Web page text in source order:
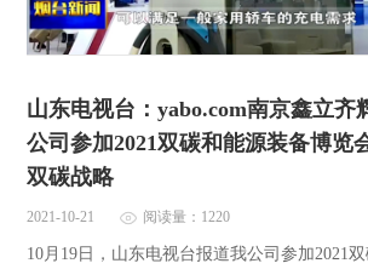
山东电视台：yabo.com南京鑫立齐
公司参加2021双碳和能源装备博览
双碳战略
2021-10-21 阅读量：1220
10月19日，山东电视台报道我公司参加2021